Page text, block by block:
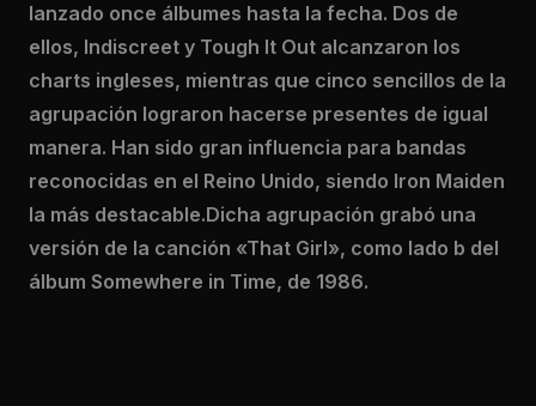
lanzado once álbumes hasta la fecha. Dos de
ellos, Indiscreet y Tough It Out alcanzaron los
charts ingleses, mientras que cinco sencillos de la
agrupación lograron hacerse presentes de igual
manera. Han sido gran influencia para bandas
reconocidas en el Reino Unido, siendo Iron Maiden
la más destacable.Dicha agrupación grabó una
versión de la canción «That Girl», como lado b del
álbum Somewhere in Time, de 1986.